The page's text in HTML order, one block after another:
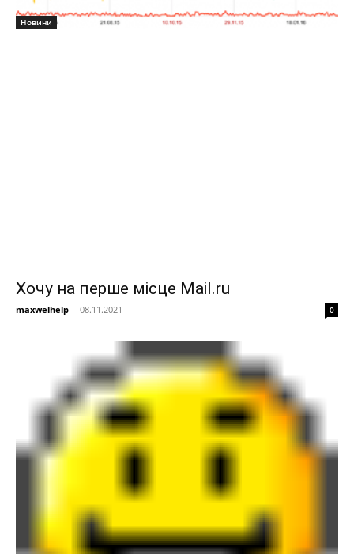
Новини
Хочу на перше місце Mail.ru
maxwelhelp - 08.11.2021 0